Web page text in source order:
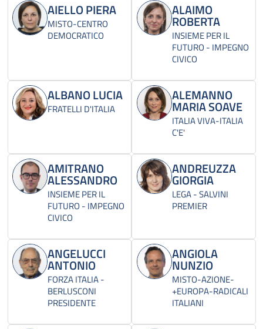
AIELLO PIERA
MISTO-CENTRO
DEMOCRATICO
ALAIMO
ROBERTA
INSIEME PER IL
FUTURO - IMPEGNO
CIVICO
ALBANO LUCIA
FRATELLI D'ITALIA
ALEMANNO
MARIA SOAVE
ITALIA VIVA-ITALIA
C'E'
AMITRANO
ALESSANDRO
INSIEME PER IL
FUTURO - IMPEGNO
CIVICO
ANDREUZZA
GIORGIA
LEGA - SALVINI
PREMIER
ANGELUCCI
ANTONIO
FORZA ITALIA -
BERLUSCONI
PRESIDENTE
ANGIOLA
NUNZIO
MISTO-AZIONE-
+EUROPA-RADICALI
ITALIANI